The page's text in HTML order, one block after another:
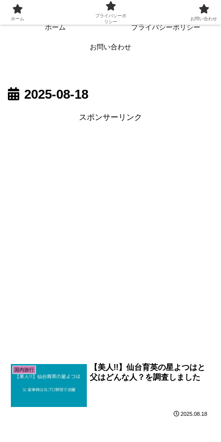
常に読者目線・読者ファーストを目指す!!
ホーム プライバシーポリシー
お問い合わせ
2025-08-18
スポンサーリンク
国内旅行
【美人!!】仙台育英の星よつはと
父はどんな人？を調査しました
2025.08.18
ホーム
プライバシーポ
リシー
お問い合わせ